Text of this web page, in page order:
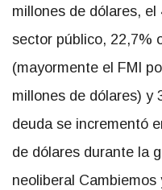
millones de dólares,
sector público, 22,7%
(mayormente el FMI
millones de dólares)
deuda se incrementó
de dólares durante la
neoliberal